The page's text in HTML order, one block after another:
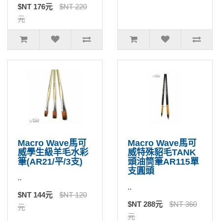
$NT 176元
$NT 220
元
Macro Wave馬可
威學生級羊毛水彩
筆(AR21/平/3支)
..
$NT 144元
$NT 120
元
Macro Wave馬可
威特殊貂毛TANK
頭油筒筆AR115單
支圓頭
..
$NT 288元
$NT 360
元